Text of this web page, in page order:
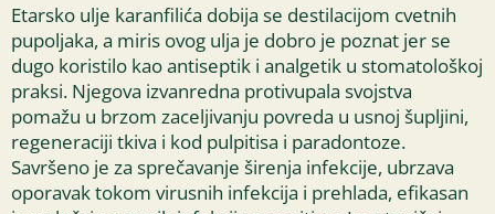
Etarsko ulje karanfilića dobija se destilacijom cvetnih
pupoljaka, a miris ovog ulja je dobro je poznat jer se
dugo koristilo kao antiseptik i analgetik u stomatološkoj
praksi. Njegova izvanredna protivupala svojstva
pomažu u brzom zaceljivanju povreda u usnoj šupljini,
regeneraciji tkiva i kod pulpitisa i paradontoze.
Savršeno je za sprečavanje širenja infekcije, ubrzava
oporavak tokom virusnih infekcija i prehlada, efikasan